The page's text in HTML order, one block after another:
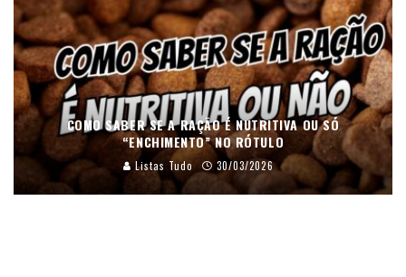
COMO SABER SE A RAÇÃO É NUTRITIVA OU SÓ
“ENCHIMENTO” NO RÓTULO
Listas Tudo 30/03/2026